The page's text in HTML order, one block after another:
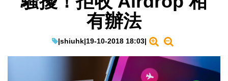
EduTech
有辦法
|shiuhk|19-10-2018 18:03|